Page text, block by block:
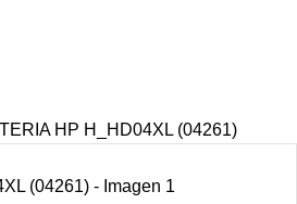
HP H_HD04XL (04261)